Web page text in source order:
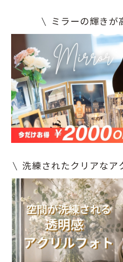
ミラーの輝きが
洗練されたクリアなア